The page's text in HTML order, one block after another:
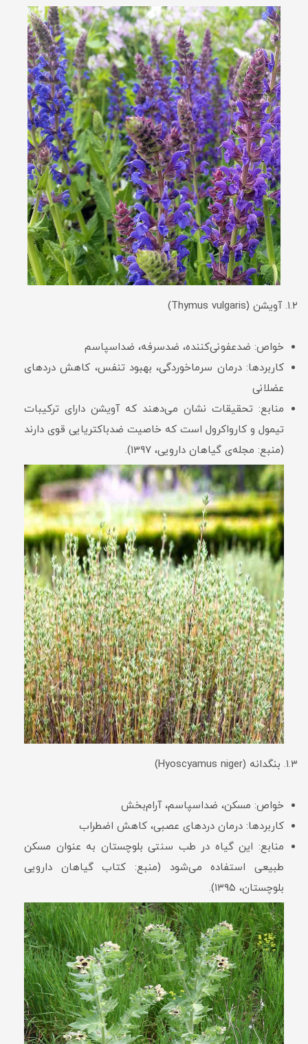
۱.۲. آویشن (Thymus vulgaris)
خواص: ضدعفونی‌کننده، ضدسرفه، ضداسپاسم
کاربردها: درمان سرماخوردگی، بهبود تنفس، کاهش دردهای
عضلانی
منابع: تحقیقات نشان می‌دهند که آویشن دارای ترکیبات
تیمول و کارواکرول است که خاصیت ضدباکتریایی قوی دارند
(منبع: مجله‌ی گیاهان دارویی، ۱۳۹۷).
۱.۳. بنگدانه (Hyoscyamus niger)
خواص: مسکن، ضداسپاسم، آرام‌بخش
کاربردها: درمان دردهای عصبی، کاهش اضطراب
منابع: این گیاه در طب سنتی بلوچستان به عنوان مسکن
طبیعی استفاده می‌شود (منبع: کتاب گیاهان دارویی
بلوچستان، ۱۳۹۵).